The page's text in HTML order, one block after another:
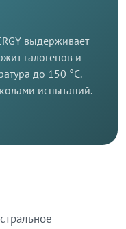
выдерживает
галогенов и
до 150 °C.
испытаний.